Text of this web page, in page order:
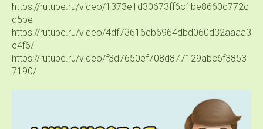
https://rutube.ru/video/1373e1d30673ff6c1be8660c772c
d5be
https://rutube.ru/video/4df73616cb6964dbd060d32aaaa3
c4f6/
https://rutube.ru/video/f3d7650ef708d877129abc6f3853
7190/